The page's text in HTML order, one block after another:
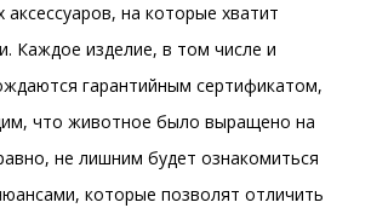
аксессуаров, на которые хватит
Каждое изделие, в том числе и
гарантийным сертификатом,
что животное было выращено на
не лишним будет ознакомиться
которые позволят отличить